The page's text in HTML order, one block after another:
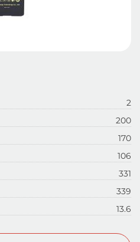
2
200
170
106
331
339
13.6